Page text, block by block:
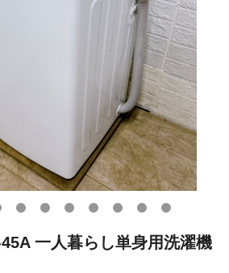
一人暮らし単身用洗濯機